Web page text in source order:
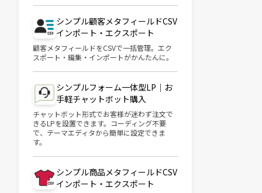
シンプル顧客メタフィールドCSV
インポート・エクスポート
顧客メタフィールドをCSVで一括管理。エク
スポート・編集・インポートがかんたんに。
シンプルフォーム一体型LP｜お
手軽チャットボット購入
チャットボット形式でお客様が迷わず注文で
きるLPを設置できます。コーディング不要
で、テーマエディタから簡単に設定できま
す。
シンプル商品メタフィールドCSV
インポート・エクスポート